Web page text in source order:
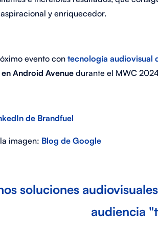
y enriquecedor.
evento con tecnología audiovisual
Android Avenue durante el MWC
de Brandfuel
imagen: Blog de Google
soluciones
audiencia